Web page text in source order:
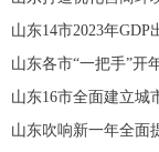
山东14市2023年
山东各市“一把手”开
山东16市全面建立城
山东吹响新一年全面